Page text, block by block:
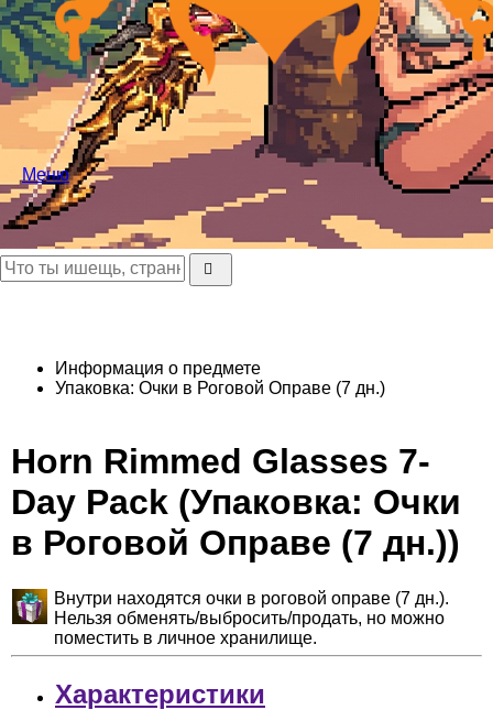
Меню
Информация о предмете
Упаковка: Очки в Роговой Оправе (7 дн.)
Horn Rimmed Glasses 7-
Day Pack (Упаковка: Очки
в Роговой Оправе (7 дн.))
Внутри находятся очки в роговой оправе (7 дн.).
Нельзя обменять/выбросить/продать, но можно
поместить в личное хранилище.
Характеристики